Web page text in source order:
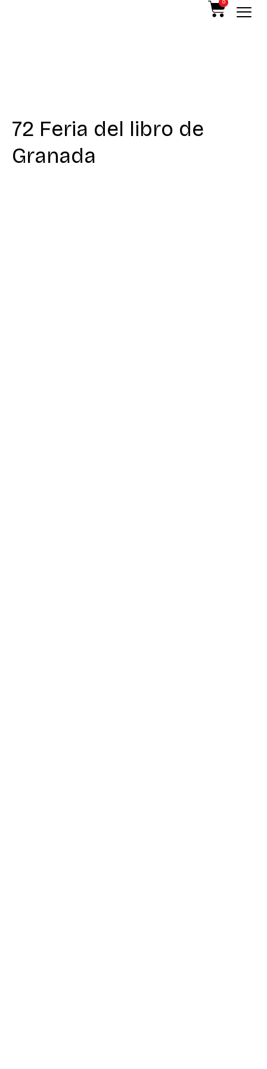
0
72 Feria del libro de
Granada